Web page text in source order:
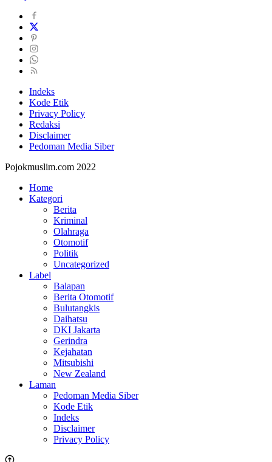
Indeks
Kode Etik
Privacy Policy
Redaksi
Disclaimer
Pedoman Media Siber
Pojokmuslim.com 2022
Home
Kategori
Berita
Kriminal
Olahraga
Otomotif
Politik
Uncategorized
Label
Balapan
Berita Otomotif
Bulutangkis
Daihatsu
DKI Jakarta
Gerindra
Kejahatan
Mitsubishi
New Zealand
Laman
Pedoman Media Siber
Kode Etik
Indeks
Disclaimer
Privacy Policy